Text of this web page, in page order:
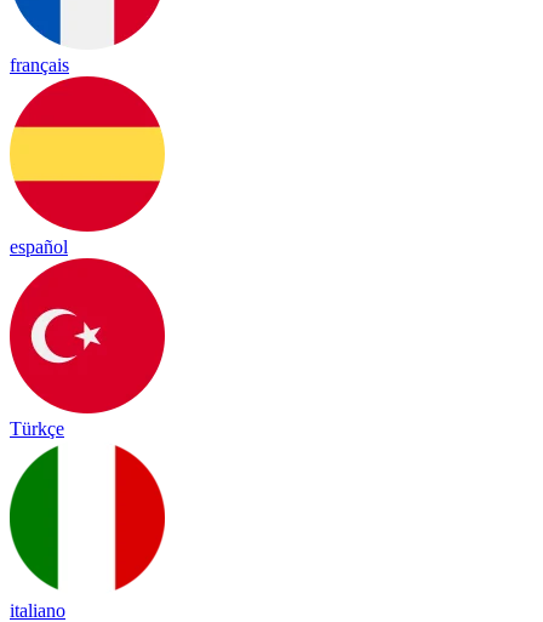
français
español
Türkçe
italiano